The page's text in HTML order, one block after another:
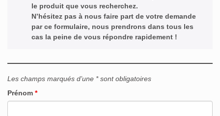
le produit que vous recherchez.
N’hésitez pas à nous faire part de votre demande
par ce formulaire, nous prendrons dans tous les
cas la peine de vous répondre rapidement !
Les champs marqués d’une * sont obligatoires
Prénom *